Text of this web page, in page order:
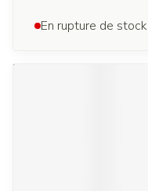
En rupture de stock